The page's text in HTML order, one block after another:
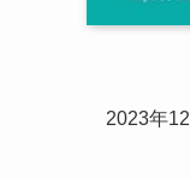
2023年12